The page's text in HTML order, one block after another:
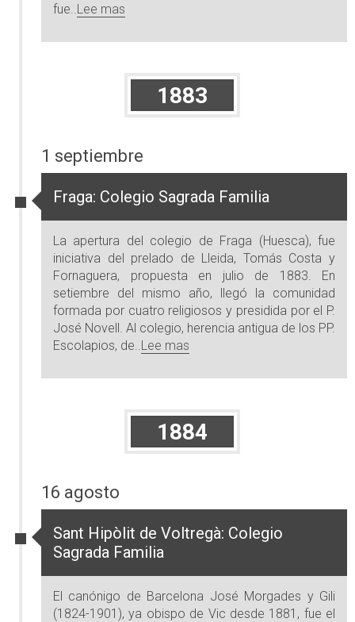
fue..Lee mas
1883
1 septiembre
Fraga: Colegio Sagrada Familia
La apertura del colegio de Fraga (Huesca), fue
iniciativa del prelado de Lleida, Tomás Costa y
Fornaguera, propuesta en julio de 1883. En
setiembre del mismo año, llegó la comunidad
formada por cuatro religiosos y presidida por el P.
José Novell. Al colegio, herencia antigua de los PP.
Escolapios, de..Lee mas
1884
16 agosto
Sant Hipòlit de Voltregà: Colegio
Sagrada Familia
El canónigo de Barcelona José Morgades y Gili
(1824-1901), ya obispo de Vic desde 1881, fue el